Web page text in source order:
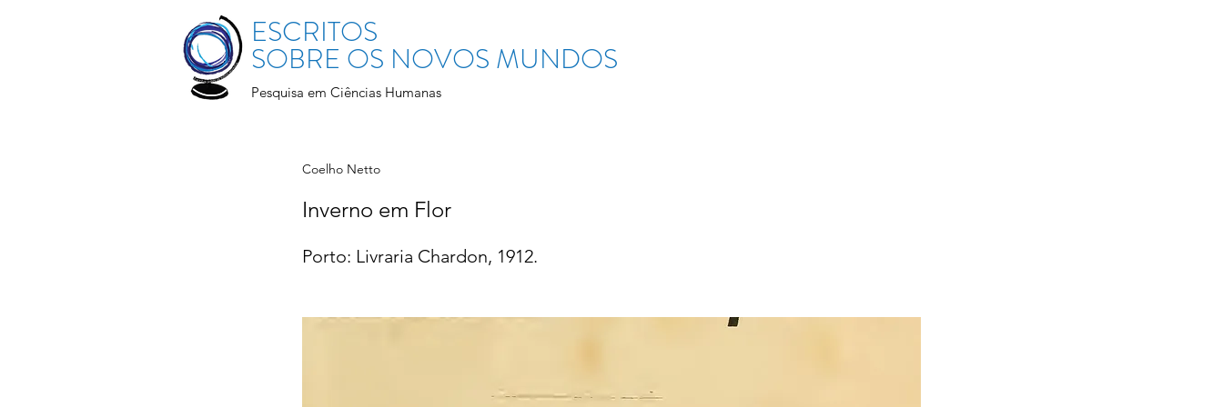
ESCRITOS
SOBRE OS NOVOS MUNDOS
Pesquisa em Ciências Humanas
Coelho Netto
Inverno em Flor
Porto: Livraria Chardon, 1912.